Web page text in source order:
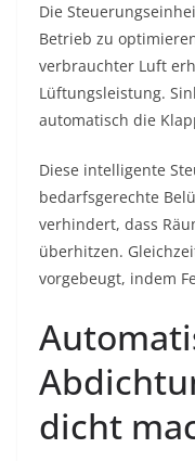
Die
Betrieb zu
verbrauchter Luft
Lüftungsleistung.
automatisch die
Diese intelligente
bedarfsgerechte
verhindert, dass
überhitzen.
vorgebeugt, indem
dicht